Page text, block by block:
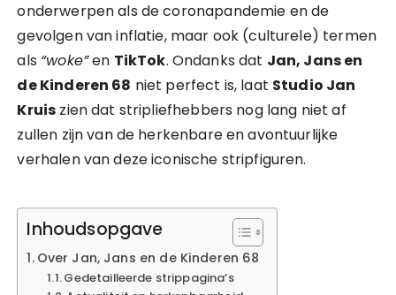
onderwerpen als de coronapandemie en de
gevolgen van inflatie, maar ook (culturele) termen
als “woke”en TikTok. Ondanks dat Jan, Jans en
de Kinderen 68 niet perfect is, laat Studio Jan
Kruis zien dat stripliefhebbers nog lang niet af
zullen zijn van de herkenbare en avontuurlijke
verhalen van deze iconische stripfiguren.
Inhoudsopgave
Over Jan, Jans en de Kinderen 68
Gedetailleerde strippagina’s